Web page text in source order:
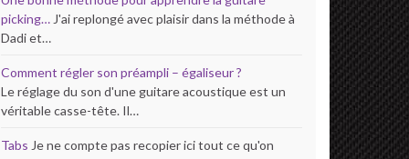
picking… J'ai replongé avec plaisir dans la méthode à
Dadi et…
Comment régler son préampli – égaliseur ?
Le réglage du son d'une guitare acoustique est un
véritable casse-tête. Il…
Tabs Je ne compte pas recopier ici tout ce qu'on